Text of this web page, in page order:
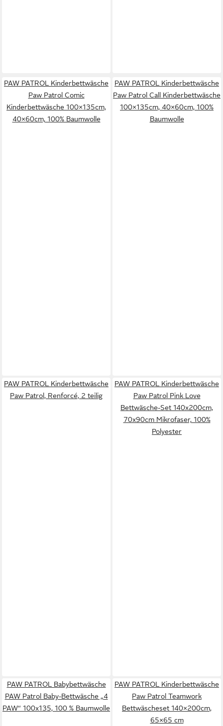
PAW PATROL Kinderbettwäsche
Paw Patrol Comic
Kinderbettwäsche 100×135cm,
40×60cm, 100% Baumwolle
PAW PATROL Kinderbettwäsche
Paw Patrol Call Kinderbettwäsche
100×135cm, 40×60cm, 100%
Baumwolle
PAW PATROL Kinderbettwäsche
Paw Patrol, Renforcé, 2 teilig
PAW PATROL Kinderbettwäsche
Paw Patrol Pink Love
Bettwäsche-Set 140x200cm,
70x90cm Mikrofaser, 100%
Polyester
PAW PATROL Babybettwäsche
PAW Patrol Baby-Bettwäsche „4
PAW“ 100x135, 100 % Baumwolle
PAW PATROL Kinderbettwäsche
Paw Patrol Teamwork
Bettwäscheset 140×200cm,
65×65 cm